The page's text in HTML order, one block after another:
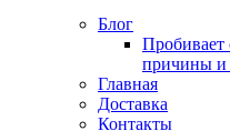
Блог
Пробивает
причины и
Главная
Доставка
Контакты